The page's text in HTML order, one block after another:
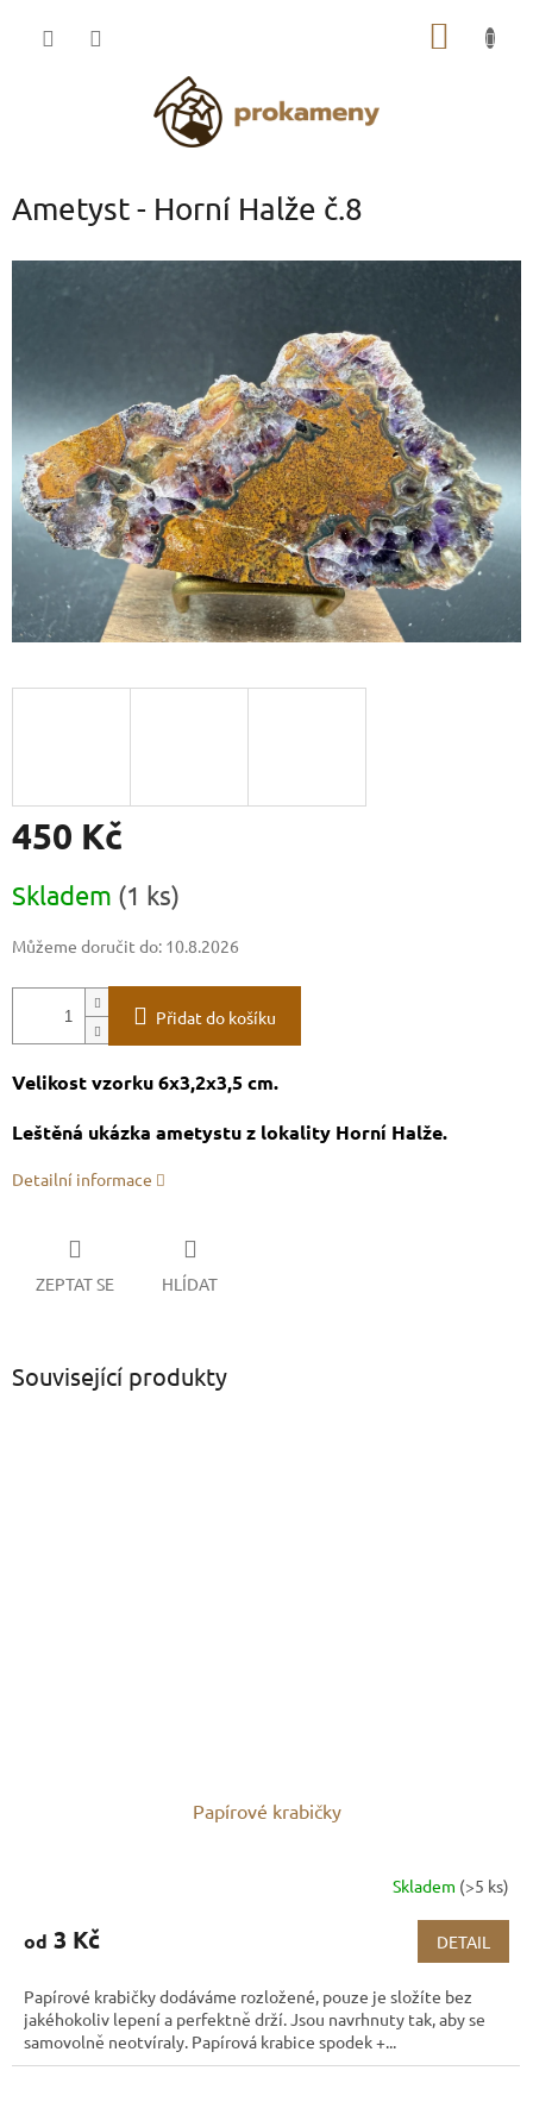
Ametyst - Horní Halže č.8
450 Kč
cena:
Skladem (1 ks)
Můžeme doručit do: 10.8.2026
Přidat do košíku
Velikost vzorku 6x3,2x3,5 cm.
Leštěná ukázka ametystu z lokality Horní Halže.
Detailní informace
ZEPTAT SE HLÍDAT
Související produkty
Papírové krabičky
Skladem (>5 ks)
od 3 Kč DETAIL
Papírové krabičky dodáváme rozložené, pouze je složíte bez
jakéhokoliv lepení a perfektně drží. Jsou navrhnuty tak, aby se
samovolně neotvíraly. Papírová krabice spodek +...